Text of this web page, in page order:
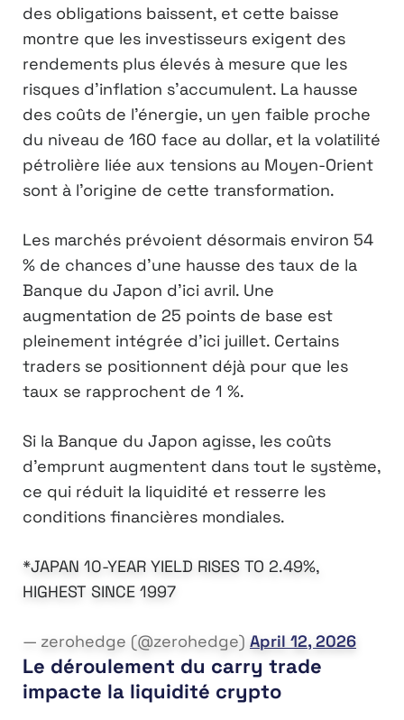
des obligations baissent, et cette baisse
montre que les investisseurs exigent des
rendements plus élevés à mesure que les
risques d’inflation s’accumulent. La hausse
des coûts de l’énergie, un yen faible proche
du niveau de 160 face au dollar, et la volatilité
pétrolière liée aux tensions au Moyen-Orient
sont à l’origine de cette transformation.
Les marchés prévoient désormais environ 54
% de chances d’une hausse des taux de la
Banque du Japon d’ici avril. Une
augmentation de 25 points de base est
pleinement intégrée d’ici juillet. Certains
traders se positionnent déjà pour que les
taux se rapprochent de 1 %.
Si la Banque du Japon agisse, les coûts
d’emprunt augmentent dans tout le système,
ce qui réduit la liquidité et resserre les
conditions financières mondiales.
*JAPAN 10-YEAR YIELD RISES TO 2.49%,
HIGHEST SINCE 1997
— zerohedge (@zerohedge) April 12, 2026
Le déroulement du carry trade
impacte la liquidité crypto